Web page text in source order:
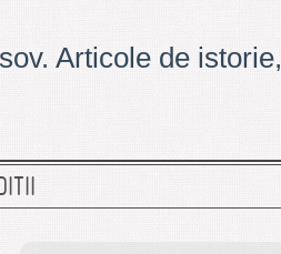
Articole de istorie,